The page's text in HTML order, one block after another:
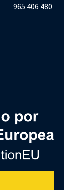
965 406 480